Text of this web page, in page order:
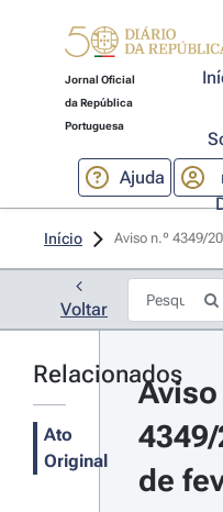
Jornal Oficial
da República
Portuguesa
Ajuda
Início Aviso n.º 4349/
Voltar
Relacionados
Ato
Original
Aviso
de